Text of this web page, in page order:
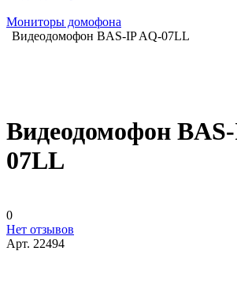
Мониторы домофона
Видеодомофон BAS-IP AQ-07LL
Видеодомофон
07LL
0
Нет отзывов
Арт. 22494